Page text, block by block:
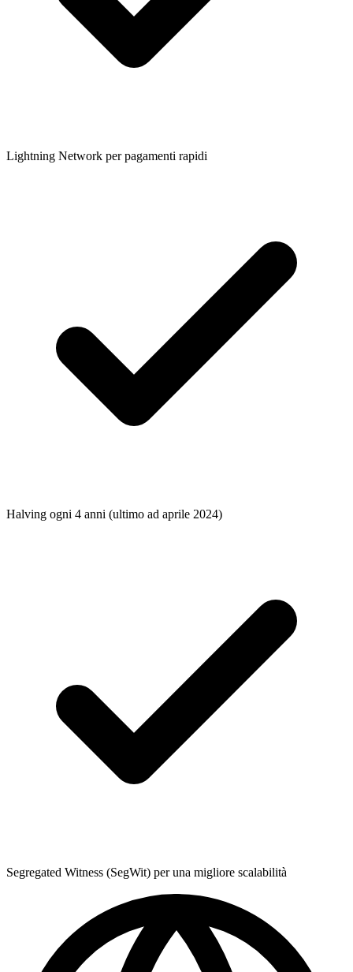
Lightning Network per pagamenti rapidi
Halving ogni 4 anni (ultimo ad aprile 2024)
Segregated Witness (SegWit) per una migliore scalabilità